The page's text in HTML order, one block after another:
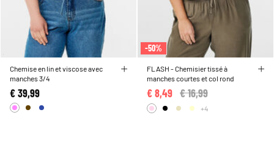
Chemise en lin et viscose avec
manches 3/4
€ 39,99
-50%
FLASH - Chemisier tissé à
manches courtes et col rond
Price reduced from
€ 16,99
€ 8,49
+4